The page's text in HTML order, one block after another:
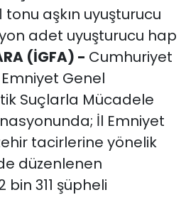
aşkın uyuşturucu
adet uyuşturucu hap
(İGFA) - Cumhuriyet
Emniyet Genel
Suçlarla Mücadele
İl Emniyet
tacirlerine yönelik
düzenlenen
311 şüpheli